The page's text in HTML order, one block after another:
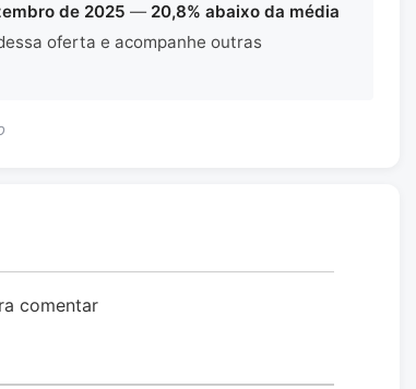
de 2025 — 20,8% abaixo da média
oferta e acompanhe outras
comentar